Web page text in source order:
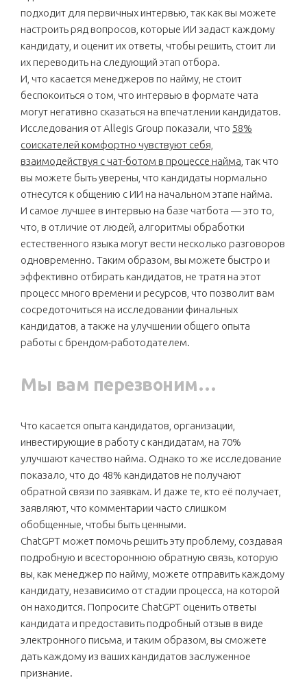
подходит для первичных интервью, так как вы можете
настроить ряд вопросов, которые ИИ задаст каждому
кандидату, и оценит их ответы, чтобы решить, стоит ли
их переводить на следующий этап отбора.
И, что касается менеджеров по найму, не стоит
беспокоиться о том, что интервью в формате чата
могут негативно сказаться на впечатлении кандидатов.
Исследования от Allegis Group показали, что 58%
соискателей комфортно чувствуют себя,
взаимодействуя с чат-ботом в процессе найма , так что
вы можете быть уверены, что кандидаты нормально
отнесутся к общению с ИИ на начальном этапе найма.
И самое лучшее в интервью на базе чатбота — это то,
что, в отличие от людей, алгоритмы обработки
естественного языка могут вести несколько разговоров
одновременно. Таким образом, вы можете быстро и
эффективно отбирать кандидатов, не тратя на этот
процесс много времени и ресурсов, что позволит вам
сосредоточиться на исследовании финальных
кандидатов, а также на улучшении общего опыта
работы с брендом-работодателем.
Мы вам перезвоним…
Что касается опыта кандидатов, организации,
инвестирующие в работу с кандидатам, на 70%
улучшают качество найма. Однако то же исследование
показало, что до 48% кандидатов не получают
обратной связи по заявкам. И даже те, кто её получает,
заявляют, что комментарии часто слишком
обобщенные, чтобы быть ценными.
ChatGPT может помочь решить эту проблему, создавая
подробную и всестороннюю обратную связь, которую
вы, как менеджер по найму, можете отправить каждому
кандидату, независимо от стадии процесса, на которой
он находится. Попросите ChatGPT оценить ответы
кандидата и предоставить подробный отзыв в виде
электронного письма, и таким образом, вы сможете
дать каждому из ваших кандидатов заслуженное
признание.